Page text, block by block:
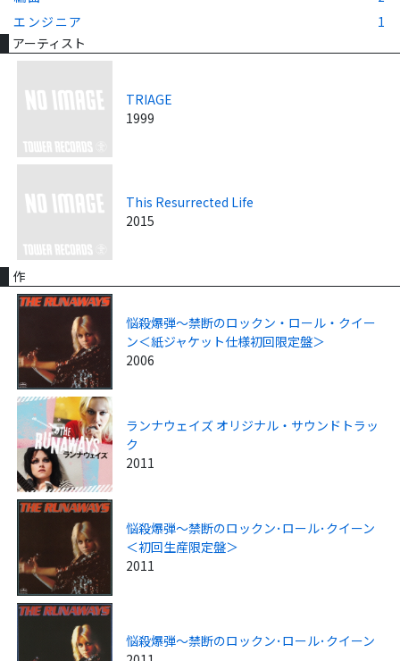
エンジニア
1
アーティスト
TRIAGE
1999
This Resurrected Life
2015
作
悩殺爆弾～禁断のロックン・ロール・クイー
ン＜紙ジャケット仕様初回限定盤＞
2006
ランナウェイズ オリジナル・サウンドトラッ
ク
2011
悩殺爆弾～禁断のロックン･ロール･クイーン
＜初回生産限定盤＞
2011
悩殺爆弾～禁断のロックン･ロール･クイーン